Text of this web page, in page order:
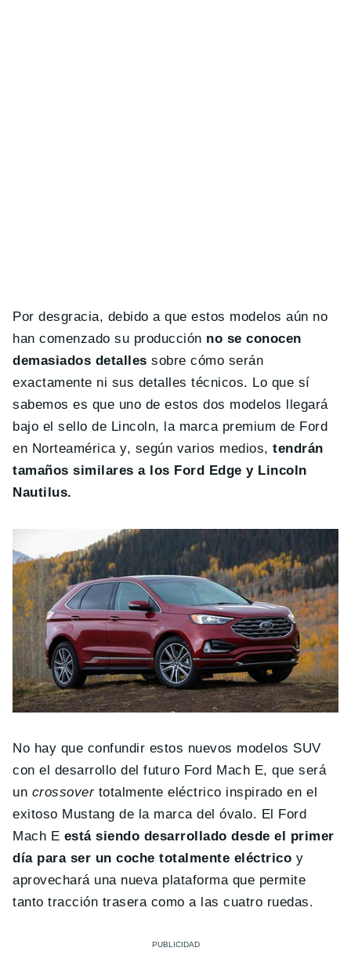
Por desgracia, debido a que estos modelos aún no
han comenzado su producción no se conocen
demasiados detalles sobre cómo serán
exactamente ni sus detalles técnicos. Lo que sí
sabemos es que uno de estos dos modelos llegará
bajo el sello de Lincoln, la marca premium de Ford
en Norteamérica y, según varios medios,tendrán
tamaños similares a los Ford Edge y Lincoln
Nautilus.
No hay que confundir estos nuevos modelos SUV
con el desarrollo del futuro Ford Mach E, que será
un crossover totalmente eléctrico inspirado en el
exitoso Mustang de la marca del óvalo. El Ford
Mach E está siendo desarrollado desde el primer
día para ser un coche totalmente eléctrico y
aprovechará una nueva plataforma que permite
tanto tracción trasera como a las cuatro ruedas.